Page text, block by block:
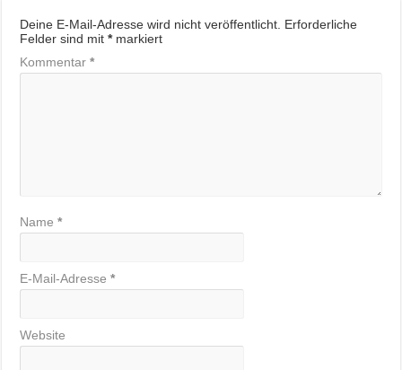
Deine E-Mail-Adresse wird nicht veröffentlicht. Erforderliche
Felder sind mit*markiert
Kommentar*
Name*
E-Mail-Adresse*
Website